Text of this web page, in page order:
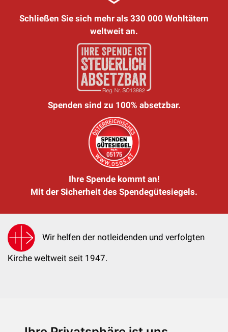
Schließen Sie sich mehr als 330 000 Wohltätern
weltweit an.
Spenden sind zu 100% absetzbar.
Ihre Spende kommt an!
Mit der Sicherheit des Spendegütesiegels.
Wir helfen der notleidenden und verfolgten
Kirche weltweit seit 1947.